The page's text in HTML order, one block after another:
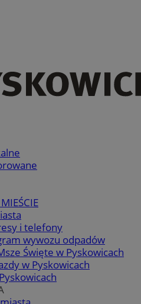
i telefony
wywozu odpadów
Święte w Pyskowicach
w Pyskowicach